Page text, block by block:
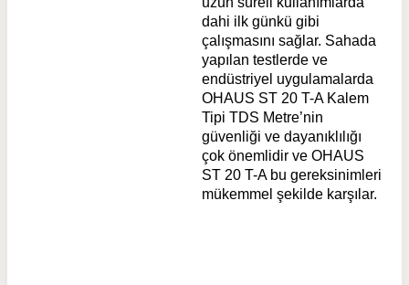
dahi ilk günkü gibi
çalışmasını sağlar. Sahada
yapılan testlerde ve
endüstriyel uygulamalarda
OHAUS ST 20 T-A Kalem
Tipi TDS Metre’nin
güvenliği ve dayanıklılığı
çok önemlidir ve OHAUS
ST 20 T-A bu gereksinimleri
mükemmel şekilde karşılar.